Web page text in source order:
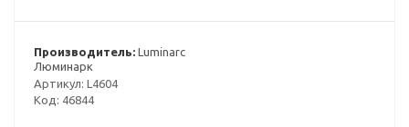
Производитель: Luminarc
Люминарк
Артикул: L4604
Код: 46844